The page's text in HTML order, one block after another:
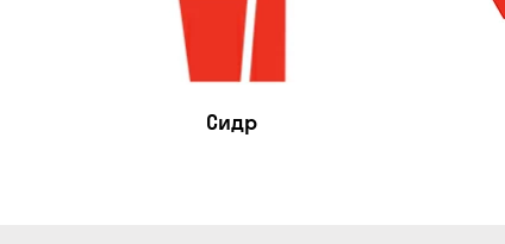
Сидр